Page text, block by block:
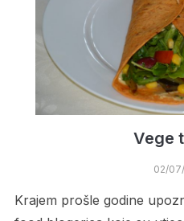
Vege
02/
Krajem prošle godine